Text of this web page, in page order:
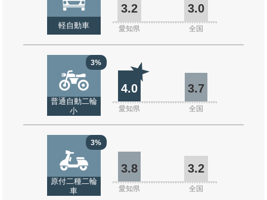
軽自動車
3.2 3.0
愛知県 全国
3%
普通自動二輪
小
4.0 3.7
愛知県 全国
3%
原付二種二輪
車
3.8 3.2
愛知県 全国